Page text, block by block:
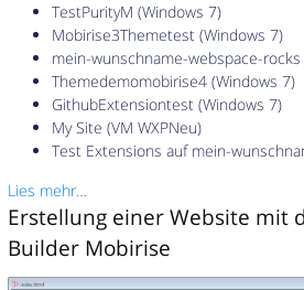
TestPurityM (Windows 7)
Mobirise3Themetest (Windows 7)
mein-wunschname-webspace-
Themedemomobirise4 (Windows 7)
GithubExtensiontest (Windows 7)
My Site (VM WXPNeu)
Test Extensions auf mein-
Lies mehr…
Erstellung einer Website mit
Builder Mobirise